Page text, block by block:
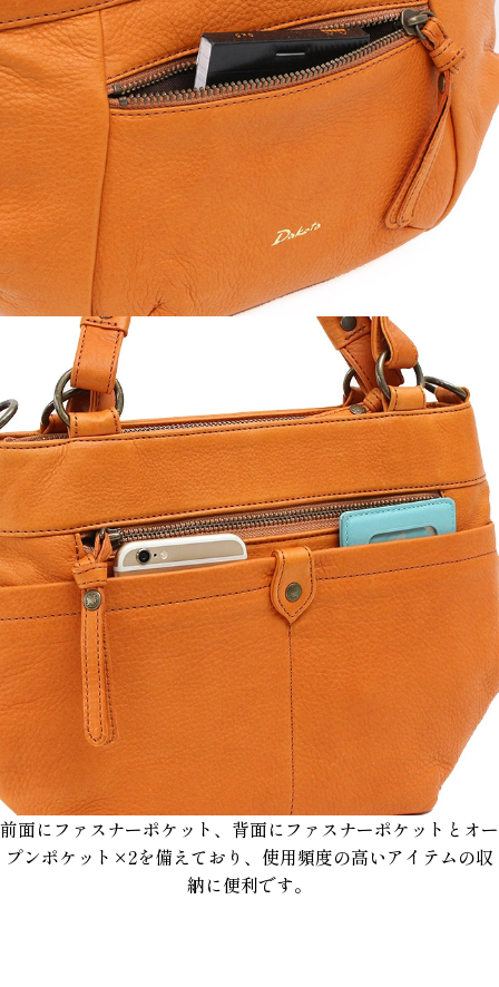
前面にファスナーポケット、背面にファスナーポケットとオー
プンポケット×2を備えており、使用頻度の高いアイテムの収
納に便利です。